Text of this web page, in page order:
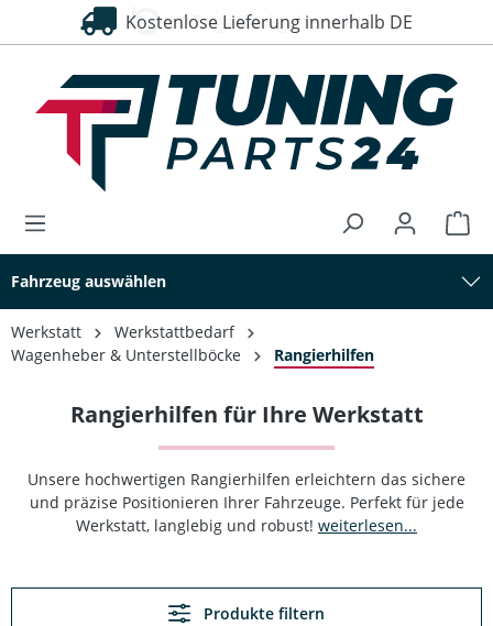
springen Kostenlose Lieferung innerhalb DE
30 Tage Rückgaberecht
Fahrzeug auswählen
Werkstatt
Werkstattbedarf
Wagenheber & Unterstellböcke
Rangierhilfen
Rangierhilfen für Ihre Werkstatt
Unsere hochwertigen Rangierhilfen erleichtern das sichere
und präzise Positionieren Ihrer Fahrzeuge. Perfekt für jede
Werkstatt, langlebig und robust! weiterlesen...
Produkte filtern